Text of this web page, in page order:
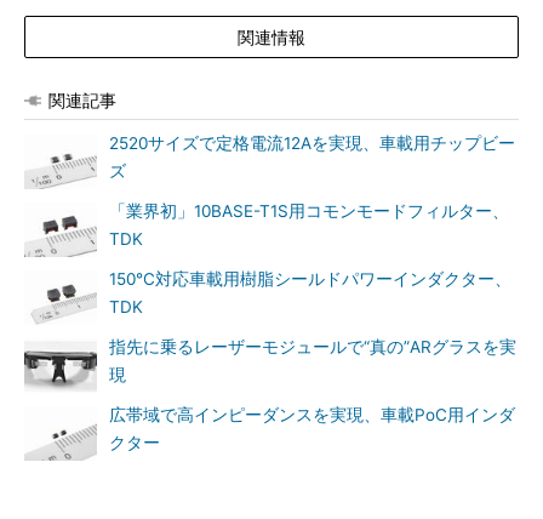
関連情報
関連記事
2520サイズで定格電流12Aを実現、車載用チップビー
ズ
「業界初」10BASE-T1S用コモンモードフィルター、
TDK
150℃対応車載用樹脂シールドパワーインダクター、
TDK
指先に乗るレーザーモジュールで“真の”ARグラスを実
現
広帯域で高インピーダンスを実現、車載PoC用インダ
クター